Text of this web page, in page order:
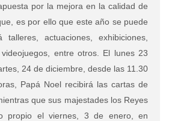
por la mejora en la calidad de
es por ello que este año se puede
actuaciones, exhibiciones,
entre otros. El lunes 23
24 de diciembre, desde las 11.30
Papá Noel recibirá las cartas de
que sus majestades los Reyes
propio el viernes, 3 de enero, en